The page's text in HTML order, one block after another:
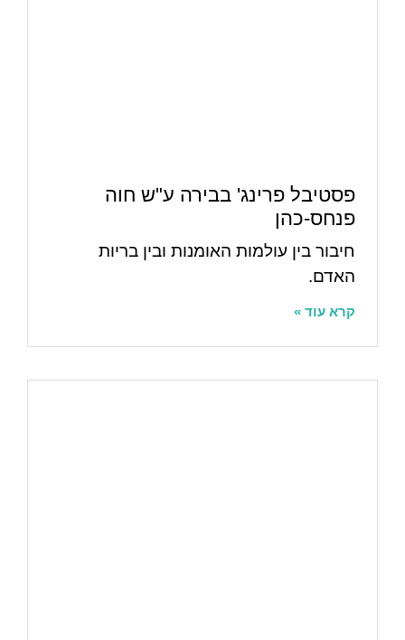
פסטיבל פרינג' בבירה ע"ש חוה
פנחס-כהן
חיבור בין עולמות האומנות ובין בריות
האדם.
קרא עוד »